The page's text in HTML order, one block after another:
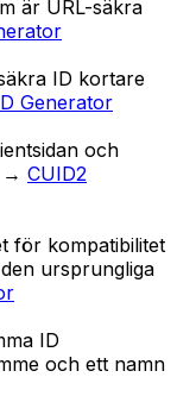
är URL-säkra
ID kortare
Generator
och
→ CUID2
för kompatibilitet
ursprungliga
ID
och ett namn